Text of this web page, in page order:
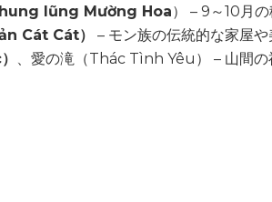
lũng Mường Hoa） – 9～10月
Cát Cát）
– モン族の伝統的な家屋
、愛の滝（Thác Tình Yêu） – 山間の